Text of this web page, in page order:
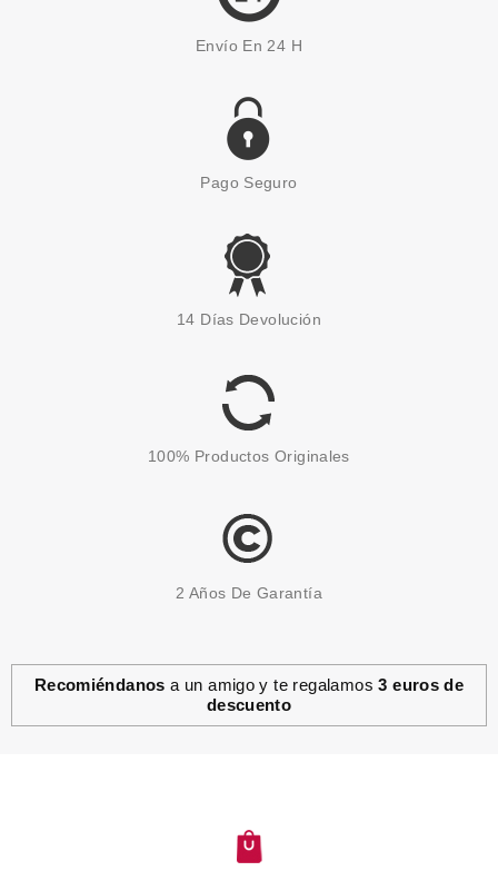
Envío En 24 H
Pago Seguro
14 Días Devolución
100% Productos Originales
2 Años De Garantía
Recomiéndanos a un amigo y te regalamos3 euros de
descuento